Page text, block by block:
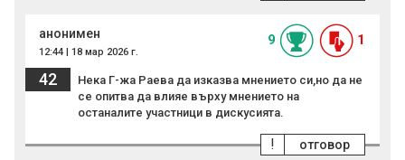
анонимен
12:44 | 18 мар 2026 г.
9 1
42
Нека Г-жа Раева да изказва мнението си,но да не
се опитва да влияе върху мнението на
останалите участници в дискусията.
отговор
!